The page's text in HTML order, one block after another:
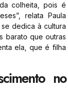
colheita, pois é
relata Paula
dedica à cultura
barato que outras
ela, que é filha
no